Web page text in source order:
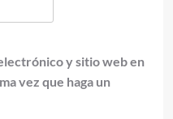
y sitio web en
vez que haga un